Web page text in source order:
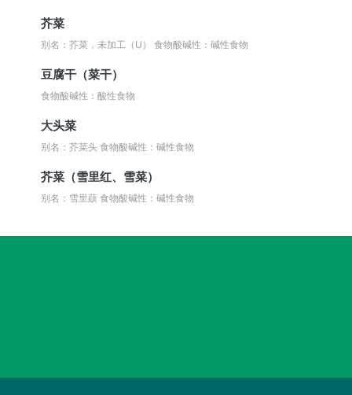
芥菜
别名：芥菜，未加工（U）食物酸碱性：碱性食物
豆腐干（菜干）
食物酸碱性：酸性食物
大头菜
别名：芥菜头食物酸碱性：碱性食物
芥菜（雪里红、雪菜）
别名：雪里蕻食物酸碱性：碱性食物